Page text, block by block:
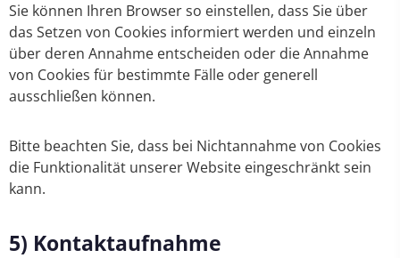
Sie können Ihren Browser so einstellen, dass Sie über
das Setzen von Cookies informiert werden und einzeln
über deren Annahme entscheiden oder die Annahme
von Cookies für bestimmte Fälle oder generell
ausschließen können.
Bitte beachten Sie, dass bei Nichtannahme von Cookies
die Funktionalität unserer Website eingeschränkt sein
kann.
5) Kontaktaufnahme